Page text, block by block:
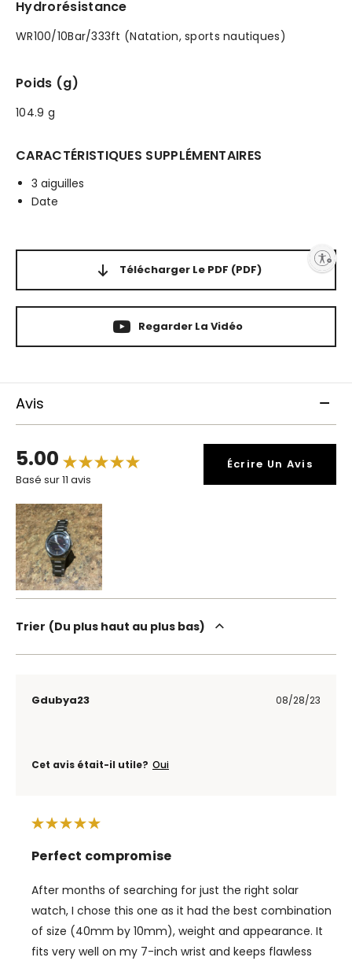
Hydrorésistance
WR100/10Bar/333ft (Natation, sports nautiques)
Poids (g)
104.9 g
CARACTÉRISTIQUES SUPPLÉMENTAIRES
3 aiguilles
Date
Télécharger Le PDF (PDF)
Regarder La Vidéo
Avis
5.00
Basé sur 11 avis
Écrire Un Avis
Trier Du plus haut au plus bas
Gdubya23 08/28/23
Cet avis était-il utile? Oui
Perfect compromise
After months of searching for just the right solar
watch, I chose this one as it had the best combination
of size (40mm by 10mm), weight and appearance. It
fits very well on my 7-inch wrist and keeps flawless